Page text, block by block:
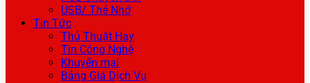
USB/ Thẻ Nhớ
Tin Tức
Thủ Thuật Hay
Tin Công Nghệ
Khuyến mại
Bảng Giá Dịch Vụ